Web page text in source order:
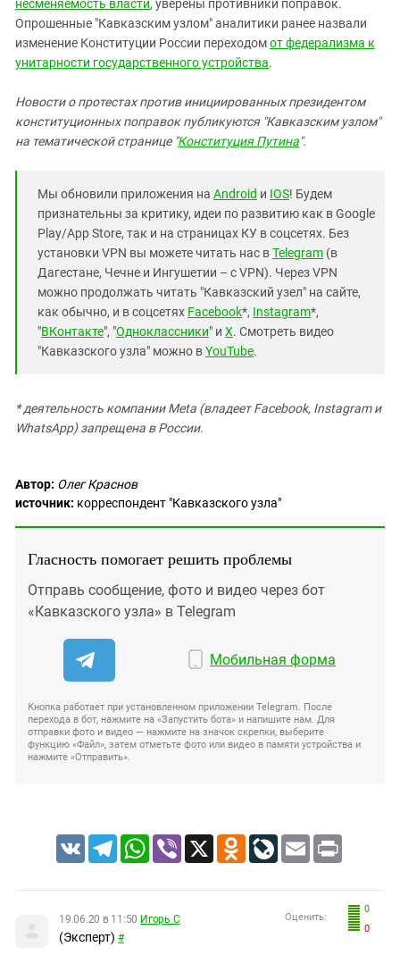
несменяемость власти, уверены противники поправок.
Опрошенные "Кавказским узлом" аналитики ранее назвали
изменение Конституции России переходомот федерализма к
унитарности государственного устройства.
Новости о протестах против инициированных президентом
конституционных поправок публикуются "Кавказским узлом"
на тематической странице "Конституция Путина".
Мы обновили приложения на Android и IOS! Будем
признательны за критику, идеи по развитию как в Google
Play/App Store, так и на страницах КУ в соцсетях. Без
установки VPN вы можете читать нас вTelegram (в
Дагестане, Чечне и Ингушетии – с VPN). Через VPN
можно продолжать читать "Кавказский узел" на сайте,
как обычно, и в соцсетях Facebook*, Instagram*,
"ВКонтакте", "Одноклассники" и X. Смотреть видео
"Кавказского узла" можно вYouTube.
* деятельность компании Meta (владеет Facebook, Instagram и
WhatsApp) запрещена в России.
Автор: Олег Краснов
источник: корреспондент "Кавказского узла"
Гласность помогает решить проблемы
Отправь сообщение, фото и видео через бот
«Кавказского узла» в Telegram
Мобильная форма
Кнопка работает при установленном приложении Telegram. После
перехода в бот, нажмите на «Запустить бота» и напишите нам. Для
отправки фото и видео — нажмите на значок скрепки, выберите
функцию «Файл», затем отметьте фото или видео в памяти устройства и
нажмите «Отправить».
VK TelegramWhatsApp
Viber X Odnoklassniki
LiveJournal
Email Print
0
0
Оценить:
19.06.20 в 11:50 Игорь С
(Эксперт) #